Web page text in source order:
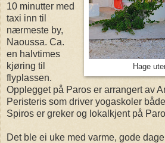
Hage
10 minutter med
taxi inn til
nærmeste by,
Naoussa. Ca.
en halvtimes
kjøring til
flyplassen.
Opplegget på Paros er arrangert av
Peristeris som driver yogaskoler
Spiros er greker og lokalkjent på
Det ble ei uke med varme, gode